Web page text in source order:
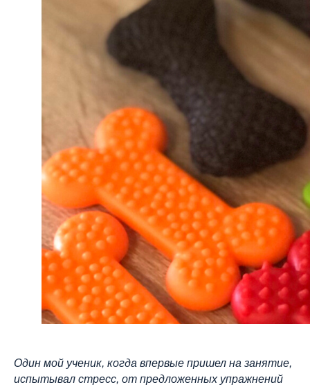
Один мой ученик, когда впервые пришел на занятие,
испытывал стресс, от предложенных упражнений